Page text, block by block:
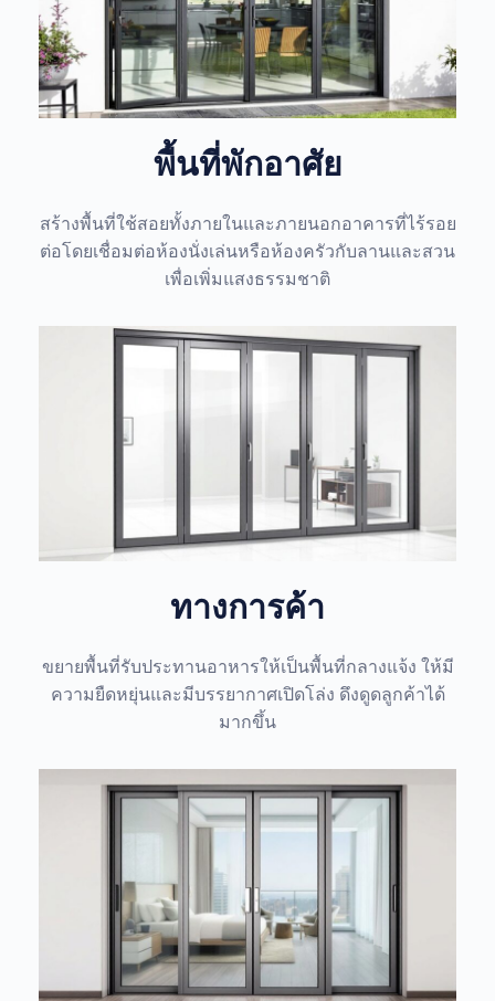
พื้นที่พักอาศัย
สร้างพื้นที่ใช้สอยทั้งภายในและภายนอกอาคารที่ไร้รอย
ต่อโดยเชื่อมต่อห้องนั่งเล่นหรือห้องครัวกับลานและสวน
เพื่อเพิ่มแสงธรรมชาติ
ทางการค้า
ขยายพื้นที่รับประทานอาหารให้เป็นพื้นที่กลางแจ้ง ให้มี
ความยืดหยุ่นและมีบรรยากาศเปิดโล่ง ดึงดูดลูกค้าได้
มากขึ้น